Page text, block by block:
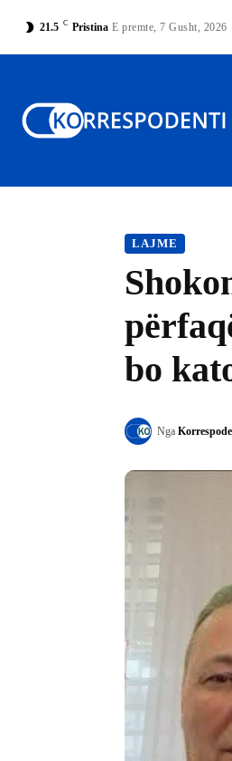
21.5 C Pristina E premte, 7 Gusht, 2026
LAJME
bo
Nga